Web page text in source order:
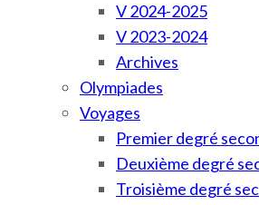
V 2024-2025
V 2023-2024
Archives
Olympiades
Voyages
Premier degré
Deuxième degré
Troisième degré